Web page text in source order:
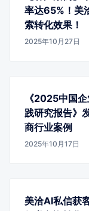
率达65%！美
索转化效果！
2025年10月27日
《2025中国
践研究报告》
商行业案例
2025年10月17日
美洽AI私信获